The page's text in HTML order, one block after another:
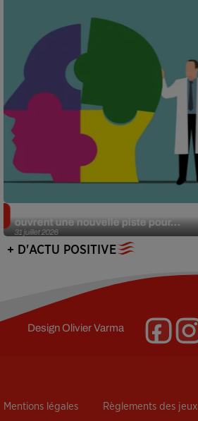
31 juillet 2026
ouvrent une nouvelle piste pour...
+ D'ACTU POSITIVE
DesignOlivier Varma
Mentions légales Règlements des jeux